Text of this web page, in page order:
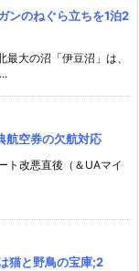
ンのねぐら立ちを1泊2
大の沼「伊豆沼」は、
航空券の欠航対応
ト改悪直後（＆UAマイ
猫と野鳥の宝庫;2